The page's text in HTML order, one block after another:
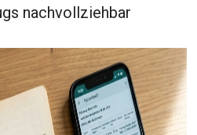
nachvollziehbar